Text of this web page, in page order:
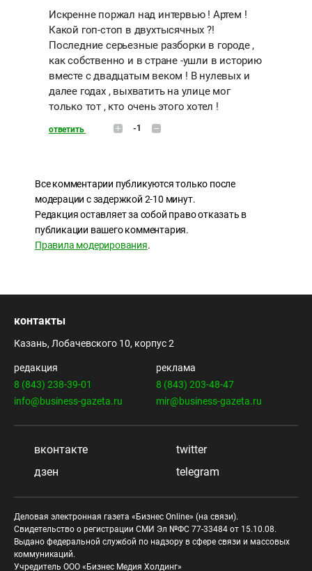
Искренне поржал над интервью ! Артем !
Какой гоп-стоп в двухтысячных ?!
Последние серьезные разборки в городе ,
как собственно и в стране -ушли в историю
вместе с двадцатым веком ! В нулевых и
далее годах , выхватить на улице мог
только тот , кто очень этого хотел !
ответить -1
Все комментарии публикуются только после
модерации с задержкой 2-10 минут.
Редакция оставляет за собой право отказать в
публикации вашего комментария.
Правила модерирования.
контакты
Казань, Лобачевского 10, корпус 2
редакция
8 (843) 238-39-01
info@business-gazeta.ru
реклама
8 (843) 203-48-47
mir@business-gazeta.ru
вконтакте
twitter
дзен
telegram
Деловая электронная газета «Бизнес Online» (на связи).
Свидетельство о регистрации СМИ Эл №ФС 77-33484 от 15.10.08.
Выдано федеральной службой по надзору в сфере связи и массовых
коммуникаций.
Учредитель ООО «Бизнес Медия Холдинг»